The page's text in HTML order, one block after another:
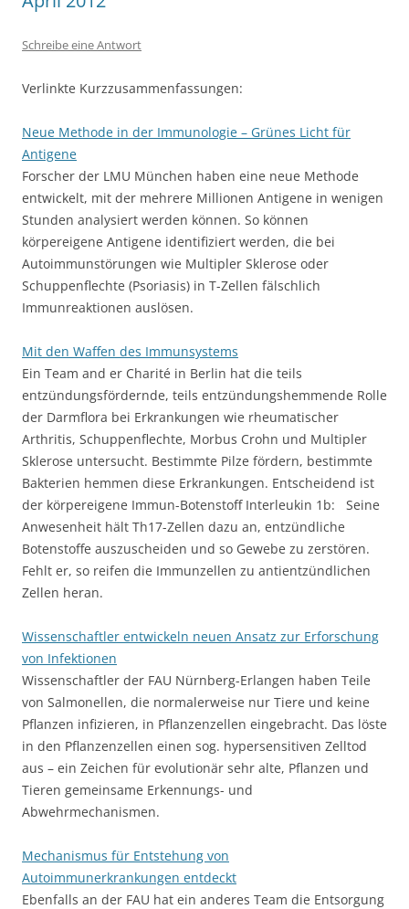
Schreibe eine Antwort
Verlinkte Kurzzusammenfassungen:
Neue Methode in der Immunologie – Grünes Licht für
Antigene
Forscher der LMU München haben eine neue Methode
entwickelt, mit der mehrere Millionen Antigene in wenigen
Stunden analysiert werden können. So können
körpereigene Antigene identifiziert werden, die bei
Autoimmunstörungen wie Multipler Sklerose oder
Schuppenflechte (Psoriasis) in T-Zellen fälschlich
Immunreaktionen auslösen.
Mit den Waffen des Immunsystems
Ein Team and er Charité in Berlin hat die teils
entzündungsfördernde, teils entzündungshemmende Rolle
der Darmflora bei Erkrankungen wie rheumatischer
Arthritis, Schuppenflechte, Morbus Crohn und Multipler
Sklerose untersucht. Bestimmte Pilze fördern, bestimmte
Bakterien hemmen diese Erkrankungen. Entscheidend ist
der körpereigene Immun-Botenstoff Interleukin 1b: Seine
Anwesenheit hält Th17-Zellen dazu an, entzündliche
Botenstoffe auszuscheiden und so Gewebe zu zerstören.
Fehlt er, so reifen die Immunzellen zu antientzündlichen
Zellen heran.
Wissenschaftler entwickeln neuen Ansatz zur Erforschung
von Infektionen
Wissenschaftler der FAU Nürnberg-Erlangen haben Teile
von Salmonellen, die normalerweise nur Tiere und keine
Pflanzen infizieren, in Pflanzenzellen eingebracht. Das löste
in den Pflanzenzellen einen sog. hypersensitiven Zelltod
aus – ein Zeichen für evolutionär sehr alte, Pflanzen und
Tieren gemeinsame Erkennungs- und
Abwehrmechanismen.
Mechanismus für Entstehung von
Autoimmunerkrankungen entdeckt
Ebenfalls an der FAU hat ein anderes Team die Entsorgung